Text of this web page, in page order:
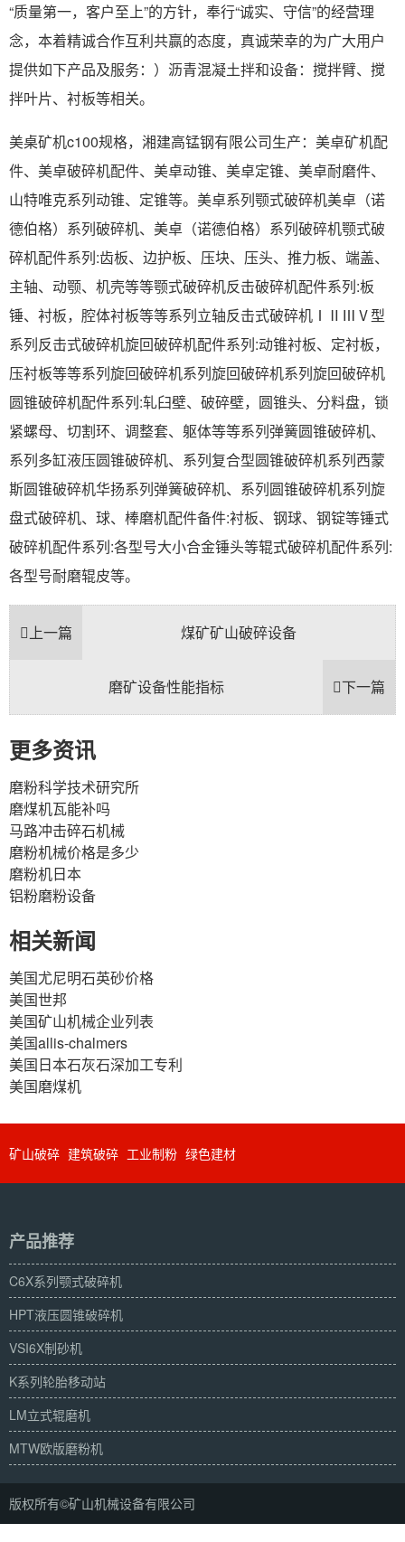
“质量第一，客户至上”的方针，奉行“诚实、守信”的经营理
念，本着精诚合作互利共赢的态度，真诚荣幸的为广大用户
提供如下产品及服务：）沥青混凝土拌和设备：搅拌臂、搅
拌叶片、衬板等相关。
美桌矿机c100规格，湘建高锰钢有限公司生产：美卓矿机配
件、美卓破碎机配件、美卓动锥、美卓定锥、美卓耐磨件、
山特唯克系列动锥、定锥等。美卓系列颚式破碎机美卓（诺
德伯格）系列破碎机、美卓（诺德伯格）系列破碎机颚式破
碎机配件系列:齿板、边护板、压块、压头、推力板、端盖、
主轴、动颚、机壳等等颚式破碎机反击破碎机配件系列:板
锤、衬板，腔体衬板等等系列立轴反击式破碎机ⅠⅡⅢⅤ型
系列反击式破碎机旋回破碎机配件系列:动锥衬板、定衬板，
压衬板等等系列旋回破碎机系列旋回破碎机系列旋回破碎机
圆锥破碎机配件系列:轧臼壁、破碎壁，圆锥头、分料盘，锁
紧螺母、切割环、调整套、躯体等等系列弹簧圆锥破碎机、
系列多缸液压圆锥破碎机、系列复合型圆锥破碎机系列西蒙
斯圆锥破碎机华扬系列弹簧破碎机、系列圆锥破碎机系列旋
盘式破碎机、球、棒磨机配件备件:衬板、钢球、钢锭等锤式
破碎机配件系列:各型号大小合金锤头等辊式破碎机配件系列:
各型号耐磨辊皮等。
上一篇 煤矿矿山破碎设备
下一篇
磨矿设备性能指标
更多资讯
磨粉科学技术研究所
磨煤机瓦能补吗
马路冲击碎石机械
磨粉机械价格是多少
磨粉机日本
铝粉磨粉设备
相关新闻
美国尤尼明石英砂价格
美国世邦
美国矿山机械企业列表
美国allis-chalmers
美国日本石灰石深加工专利
美国磨煤机
矿山破碎 建筑破碎 工业制粉 绿色建材
产品推荐
C6X系列颚式破碎机
HPT液压圆锥破碎机
VSI6X制砂机
K系列轮胎移动站
LM立式辊磨机
MTW欧版磨粉机
版权所有©矿山机械设备有限公司